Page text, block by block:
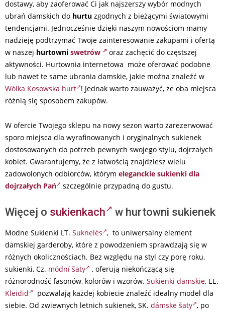
dostawy, aby zaoferować Ci jak najszerszy wybór modnych
ubrań damskich do hurtu zgodnych z bieżącymi światowymi
tendencjami. Jednocześnie dzięki naszym nowościom mamy
nadzieję podtrzymać Twoje zainteresowanie zakupami i ofertą
w naszej hurtowni swetrów
oraz zachęcić do częstszej
aktywności. Hurtownia internetowa może oferować podobne
lub nawet te same ubrania damskie, jakie można znaleźć w
Wólka Kosowska hurt ! Jednak warto zauważyć, że oba miejsca
różnią się sposobem zakupów.
W ofercie Twojego sklepu na nowy sezon warto zarezerwować
sporo miejsca dla wyrafinowanych i oryginalnych sukienek
dostosowanych do potrzeb pewnych swojego stylu, dojrzałych
kobiet. Gwarantujemy, że z łatwością znajdziesz wielu
zadowolonych odbiorców, którym eleganckie sukienki dla
dojrzałych Pań
szczególnie przypadną do gustu.
Więcej o sukienkach w hurtowni sukienek
Modne Sukienki LT. Suknelės , to uniwersalny element
damskiej garderoby, które z powodzeniem sprawdzają się w
różnych okolicznościach. Bez względu na styl czy porę roku,
sukienki, Cz. módní šaty
, oferują niekończącą się
różnorodność fasonów, kolorów i wzorów. Sukienki damskie, EE.
Kleidid
pozwalają każdej kobiecie znaleźć idealny model dla
siebie. Od zwiewnych letnich sukienek, SK. dámske šaty , po